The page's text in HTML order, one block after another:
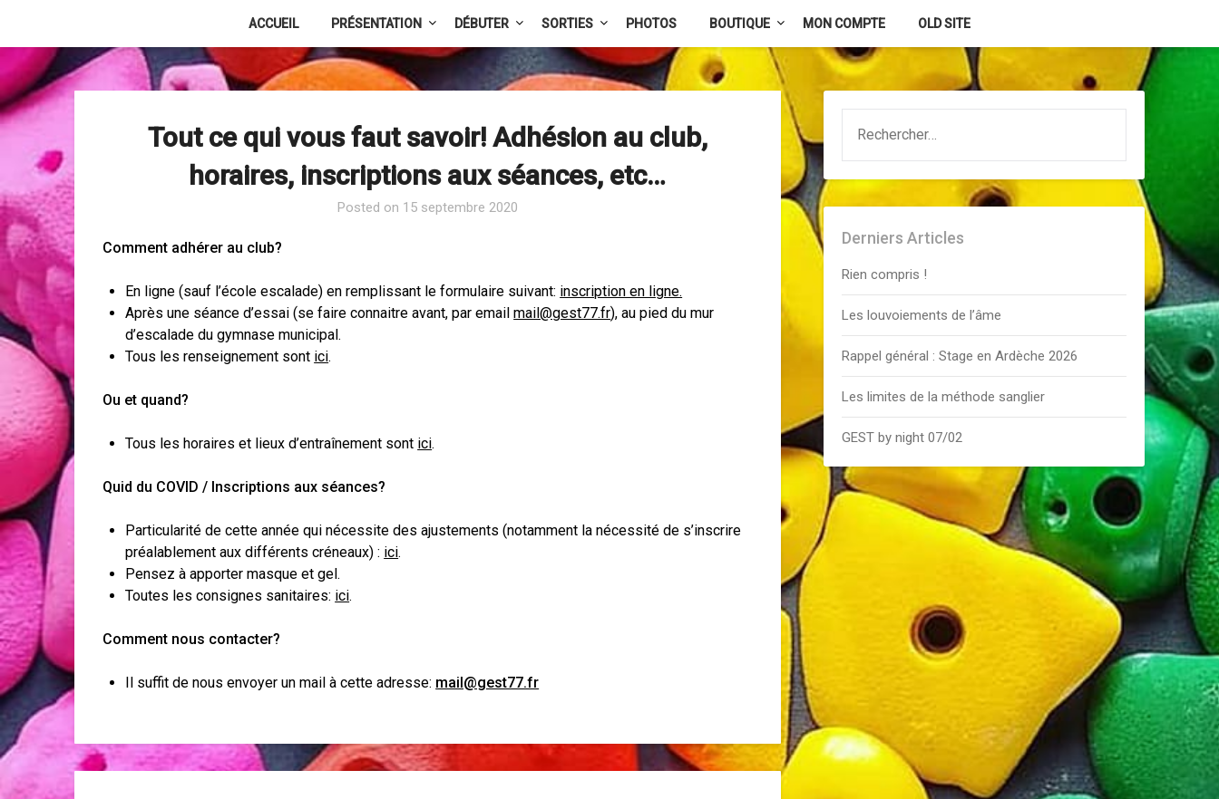
content
ACCUEIL PRÉSENTATION DÉBUTER SORTIES PHOTOS BOUTIQUE MON COMPTE OLD SITE
Tout ce qui vous faut savoir! Adhésion au club,
horaires, inscriptions aux séances, etc…
Posted on 15 septembre 2020
Comment adhérer au club?
En ligne (sauf l’école escalade) en remplissant le formulaire suivant: inscription en ligne.
Après une séance d’essai (se faire connaitre avant, par emailmail@gest77.fr), au pied du mur
d’escalade du gymnase municipal.
Tous les renseignement sont ici.
Ou et quand?
Tous les horaires et lieux d’entraînement sont ici.
Quid du COVID / Inscriptions aux séances?
Particularité de cette année qui nécessite des ajustements (notamment la nécessité de s’inscrire
préalablement aux différents créneaux) : ici.
Pensez à apporter masque et gel.
Toutes les consignes sanitaires: ici.
Comment nous contacter?
Il suffit de nous envoyer un mail à cette adresse: mail@gest77.fr
Derniers Articles
Rien compris !
Les louvoiements de l’âme
Rappel général : Stage en Ardèche 2026
Les limites de la méthode sanglier
GEST by night 07/02